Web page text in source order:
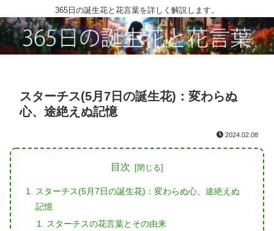
365日の誕生花と花言葉を詳しく解説します。
スターチス(5月7日の誕生花)：変わらぬ
心、途絶えぬ記憶
2024.02.08
目次
スターチス(5月7日の誕生花)：変わらぬ心、途絶えぬ
記憶
スターチスの花言葉とその由来